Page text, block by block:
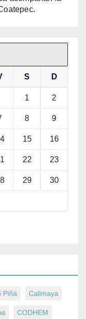
S D
1 2
8 9
15 16
22 23
29 30
Piña Calimaya
CODHEM